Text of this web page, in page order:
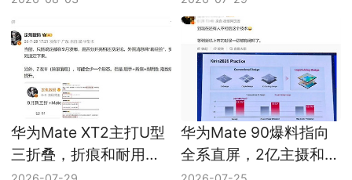
华为Mate XT2主打U型
三折叠，折痕和耐用性
继续往实用走
华为Mate 90爆料指向
全系直屏，2亿主摄和
7000mAh电池一起上